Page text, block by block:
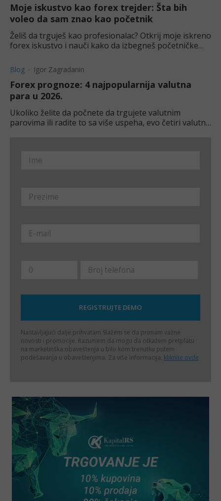
Moje iskustvo kao forex trejder: Šta bih
voleo da sam znao kao početnik
Želiš da trguješ kao profesionalac? Otkrij moje iskreno
forex iskustvo i nauči kako da izbegneš početničke
Blog Igor Zagradanin
Forex prognoze: 4 najpopularnija valutna
para u 2026.
Ukoliko želite da počnete da trgujete valutnim
parovima ili radite to sa više uspeha, evo četiri valutna
Nastavljajući dalje prihvatam Slažem se da primam važne
novosti i promocije. Razumem da mogu da otkažem pretplatu
na marketinška obaveštenja u bilo kom trenutku putem
podešavanja u obaveštenjima. Za više informacija, kliknite ovde